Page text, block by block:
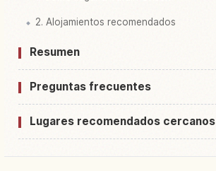
2. Alojamientos recomendados
Resumen
Preguntas frecuentes
Lugares recomendados cercanos